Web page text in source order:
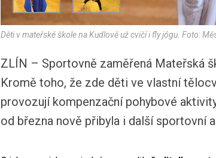
Děti v mateřské škole na Kudlově už cvičí i fly jógu. Foto:
ZLÍN – Sportovně zaměřená Mateřská
Kromě toho, že zde děti ve vlastní
provozují kompenzační pohybové
od března nově přibyla i další sportovní